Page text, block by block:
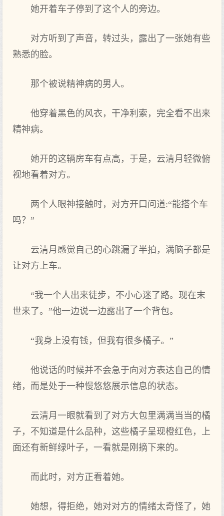
她开着车子停到了这个人的旁边。
对方听到了声音，转过头，露出了一张她有些
熟悉的脸。
那个被说精神病的男人。
他穿着黑色的风衣，干净利索，完全看不出来
精神病。
她开的这辆房车有点高，于是，云清月轻微俯
视地看着对方。
两个人眼神接触时，对方开口问道:“能搭个车
吗？”
云清月感觉自己的心跳漏了半拍，满脑子都是
让对方上车。
“我一个人出来徒步，不小心迷了路。现在末
世来了。”他一边说一边露出了一个背包。
“我身上没有钱，但我有很多橘子。”
他说话的时候并不会急于向对方表达自己的情
绪，而是处于一种慢悠悠展示信息的状态。
云清月一眼就看到了对方大包里满满当当的橘
子，不知道是什么品种，这些橘子呈现橙红色，上
面还有新鲜绿叶子，一看就是刚摘下来的。
而此时，对方正看着她。
她想，得拒绝，她对对方的情绪太奇怪了，她